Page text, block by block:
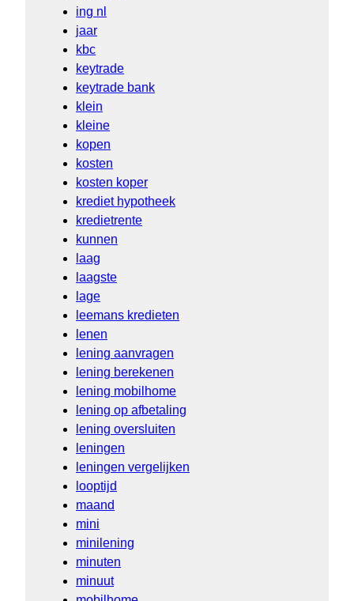
ing nl
jaar
kbc
keytrade
keytrade bank
klein
kleine
kopen
kosten
kosten koper
krediet hypotheek
kredietrente
kunnen
laag
laagste
lage
leemans kredieten
lenen
lening aanvragen
lening berekenen
lening mobilhome
lening op afbetaling
lening oversluiten
leningen
leningen vergelijken
looptijd
maand
mini
minilening
minuten
minuut